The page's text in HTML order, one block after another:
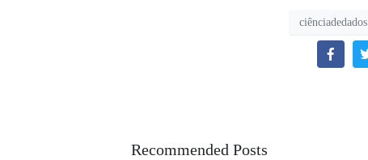
ciênciadedados
Recommended Posts